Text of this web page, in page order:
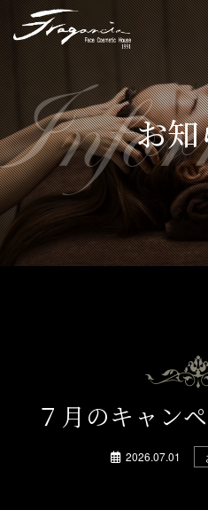
お知
７月のキャン
2026.07.01